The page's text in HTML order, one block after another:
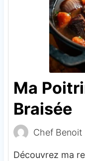
Ma
Braisée
Chef Benoit
Découvrez ma